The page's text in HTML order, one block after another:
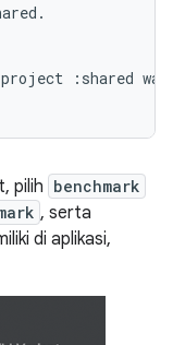
:shared was
pilih benchmark
, serta
di aplikasi,